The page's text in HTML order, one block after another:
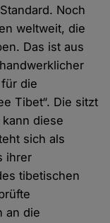
Noch
weltweit, die
Das ist aus
die
Tibet“. Die sitzt
diese
sich als
ihrer
tibetischen
an die